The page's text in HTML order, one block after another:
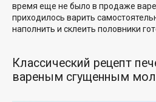
время еще не было в продаже
приходилось варить
наполнить и склеить половники
Классический рецепт
вареным сгущенным